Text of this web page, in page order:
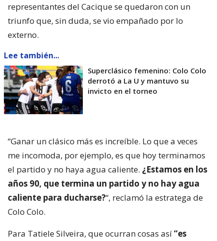
representantes del Cacique se quedaron con un
triunfo que, sin duda, se vio empañado por lo
externo.
Lee también...
Superclásico femenino: Colo Colo
derrotó a La U y mantuvo su
invicto en el torneo
“Ganar un clásico más es increíble. Lo que a veces
me incomoda, por ejemplo, es que hoy terminamos
el partido y no haya agua caliente. ¿Estamos en los
años 90, que termina un partido y no hay agua
caliente para ducharse?“, reclamó la estratega de
Colo Colo.
Para Tatiele Silveira, que ocurran cosas así“es